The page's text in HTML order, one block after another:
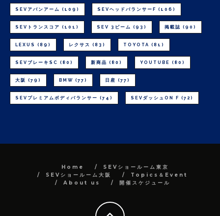
SEVアバンアーム (109) SEVヘッドバランサーF (106)
SEVトランスコア (101) SEV 3ビーム (93) 掲載誌 (90)
LEXUS (89) レクサス (83) TOYOTA (81)
SEVブレーキSC (80) 新商品 (80) YOUTUBE (80)
大阪 (79) BMW (77) 日産 (77)
SEVプレミアムボディバランサー (74) SEVダッシュON F (72)
Home
SEVショールーム東京
SEVショールーム大阪
Topics＆Event
About us
開催スケジュール